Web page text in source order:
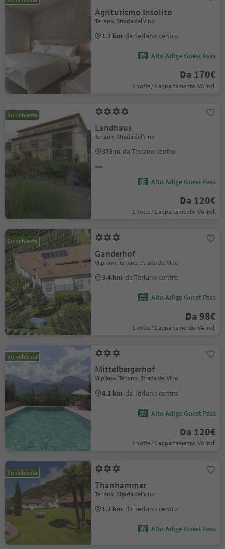
Agriturismo Insolito
Terlano, Strada del Vino
1.1 km da Terlano centro
Alto Adige Guest Pass
Da 170€
1 notte / 1 appartamento IVA incl.
Su richiesta
Landhaus
Terlano, Strada del Vino
373 m da Terlano centro
Alto Adige Guest Pass
Da 120€
1 notte / 1 appartamento IVA incl.
Su richiesta
Ganderhof
Vilpiano, Terlano, Strada del Vino
3.4 km da Terlano centro
Alto Adige Guest Pass
Da 98€
1 notte / 1 appartamento IVA incl.
Su richiesta
Mittelbergerhof
Vilpiano, Terlano, Strada del Vino
4.1 km da Terlano centro
Alto Adige Guest Pass
Da 120€
1 notte / 1 appartamento IVA incl.
Su richiesta
Thanhammer
Terlano, Strada del Vino
1.2 km da Terlano centro
Alto Adige Guest Pass